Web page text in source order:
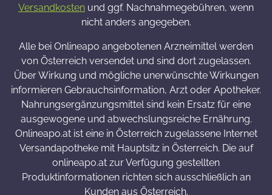
Versandkosten und ggf. Nachnahmegebühren, wenn
nicht anders angegeben.
Alle bei Onlineapo angebotenen Arzneimittel werden
von Österreich versendet und sind dort zugelassen.
Über Wirkung und mögliche unerwünschte Wirkungen
informieren Gebrauchsinformation, Arzt oder Apotheker.
Nahrungsergänzungsmittel sind kein Ersatz für eine
ausgewogene und abwechslungsreiche Ernährung.
Onlineapo.at ist eine in Österreich zugelassene Internet
Versandapotheke mit Hauptsitz in Österreich. Die auf
onlineapo.at zur Verfügung gestellten
Produktinformationen richten sich ausschließlich an
Kunden aus Österreich.